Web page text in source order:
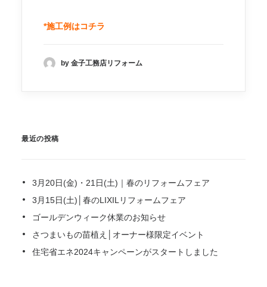
*施工例はコチラ
by 金子工務店リフォーム
最近の投稿
3月20日(金)・21日(土)｜春のリフォームフェア
3月15日(土)│春のLIXILリフォームフェア
ゴールデンウィーク休業のお知らせ
さつまいもの苗植え│オーナー様限定イベント
住宅省エネ2024キャンペーンがスタートしました